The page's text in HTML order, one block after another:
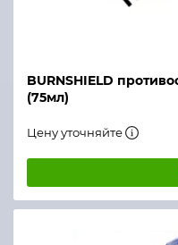
BURNSHIELD
(75мл)
Цену уточняйте